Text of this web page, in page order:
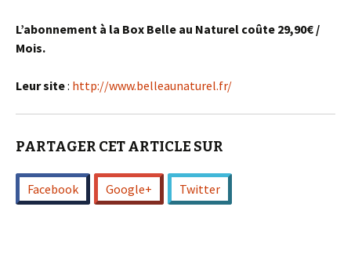
L’abonnement à la Box Belle au Naturel coûte 29,90€ /
Mois.
Leur site: http://www.belleaunaturel.fr/
PARTAGER CET ARTICLE SUR
Facebook Google+ Twitter